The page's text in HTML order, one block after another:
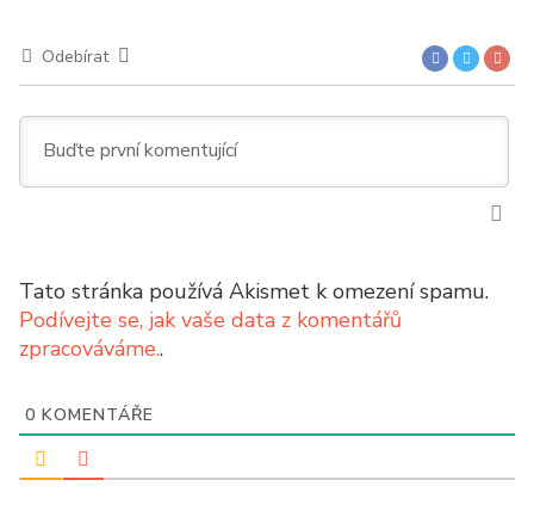
Odebírat
Tato stránka používá Akismet k omezení spamu.
Podívejte se, jak vaše data z komentářů
zpracováváme..
0 KOMENTÁŘE